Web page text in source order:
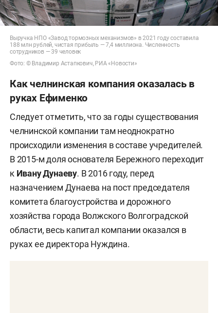
Выручка НПО «Завод тормозных механизмов» в 2021 году составила
188 млн рублей, чистая прибыль — 7,4 миллиона. Численность
сотрудников — 39 человек
Фото: © Владимир Астапкович, РИА «Новости»
Как челнинская компания оказалась в
руках Ефименко
Следует отметить, что за годы существования
челнинской компании там неоднократно
происходили изменения в составе учредителей.
В 2015-м доля основателя Бережного переходит
к Ивану Дунаеву. В 2016 году, перед
назначением Дунаева на пост председателя
комитета благоустройства и дорожного
хозяйства города Волжского Волгоградской
области, весь капитал компании оказался в
руках ее директора Нуждина.